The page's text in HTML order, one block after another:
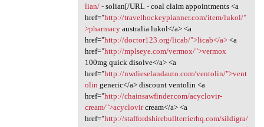
lian/- solian[/URL - coal claim appointments <a
href="http://travelhockeyplanner.com/item/lukol/"
>pharmacyaustralia lukol</a> <a
href="http://doctor123.org/licab/">licab</a><a
href="http://mplseye.com/vermox/">vermox
100mg quick disolve</a> <a
href="http://nwdieselandauto.com/ventolin/">vent
olin generic</a> discount ventolin <a
href="http://chainsawfinder.com/acyclovir-
cream/">acyclovircream</a> <a
href="http://staffordshirebullterrierhq.com/sildigra/